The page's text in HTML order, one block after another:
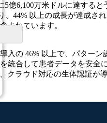
億6,100万米ドルに達すると
44% 以上の成長が達成され
まれています。
の 46% 以上で、パターン
統合して患者データを安全
ラウド対応の生体認証が